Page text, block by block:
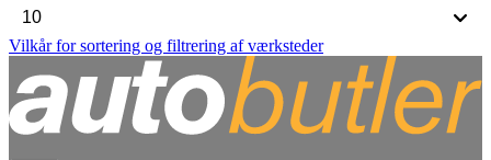
Vilkår for sortering og filtrering af værksteder